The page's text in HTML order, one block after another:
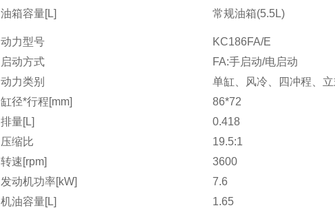
油箱容量[L] 常规油箱(5.5L)
动力型号
KC186FA/E
启动方式
FA:手启动/电启动
动力类别
单缸、风冷、四冲程、
缸径*行程[mm]
86*72
排量[L]
0.418
压缩比
19.5:1
转速[rpm]
3600
发动机功率[kW]
7.6
机油容量[L]
1.65